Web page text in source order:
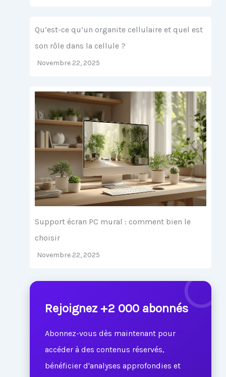
Qu’est-ce qu’un organite cellulaire et quel est
son rôle dans la cellule ?
Novembre 22, 2025
Support écran PC mural : comment bien le
choisir
Novembre 22, 2025
Rejoignez +2 000 abonnés
Abonnez-vous dès maintenant pour
accéder à des contenus réservés,
bénéficier d'analyses approfondies et